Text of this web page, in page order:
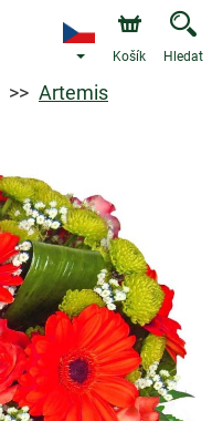
Košík Hledat
Artemis